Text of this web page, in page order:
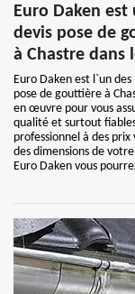
Euro Daken
devis pose de
à Chastre dans
Euro Daken est l`un
pose de gouttière à
en œuvre pour vous
qualité et surtout
professionnel à des
des dimensions de
Euro Daken vous